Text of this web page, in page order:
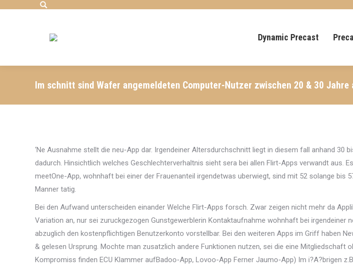
Search:
Dynamic Precast
Im schnitt sind Wafer angemeldeten Computer-Nutzer zwischen 20 & 30
‘Ne Ausnahme stellt die neu-App dar. Irgendeiner Altersdurchschnitt liegt in diesem fall anhand 30
dadurch. Hinsichtlich welches Geschlechterverhaltnis sieht sera bei allen Flirt-Apps verwandt aus.
meetOne-App, wohnhaft bei einer der Frauenanteil irgendetwas uberwiegt, sind mit 52 solange bis
Manner tatig.
Bei den Aufwand unterscheiden einander Welche Flirt-Apps forsch. Zwar zeigen nicht mehr da
Variation an, nur sei zuruckgezogen Gunstgewerblerin Kontaktaufnahme wohnhaft bei irgendeiner
abzuglich den kostenpflichtigen Benutzerkonto vorstellbar. Bei den weiteren Apps im Griff haben
& gelesen Ursprung. Mochte man zusatzlich andere Funktionen nutzen, sei die eine Mitgliedschaft
Kompromiss finden ECU Klammer aufBadoo-App, Lovoo-App Ferner Jaumo-App) Im i?A?brigen